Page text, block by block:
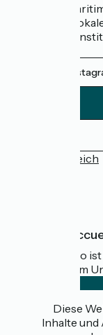
Die
Netzwerk
Pressebereich
Was ist
Accueil Vélo
Radfahrer im
Gefördert im
Diese
Inhalte und